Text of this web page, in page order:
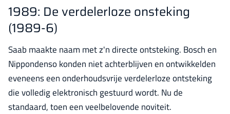
1989: De verdelerloze onsteking
(1989-6)
Saab maakte naam met z'n directe ontsteking. Bosch en
Nippondenso konden niet achterblijven en ontwikkelden
eveneens een onderhoudsvrije verdelerloze ontsteking
die volledig elektronisch gestuurd wordt. Nu de
standaard, toen een veelbelovende noviteit.